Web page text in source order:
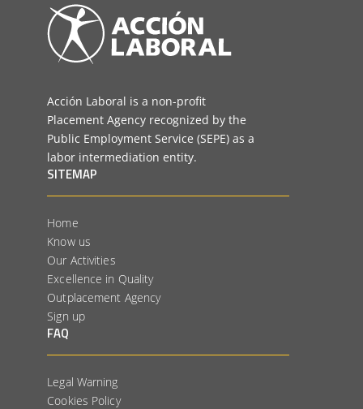
Acción Laboral is a non-profit
Placement Agency recognized by the
Public Employment Service (SEPE) as a
labor intermediation entity.
SITEMAP
Home
Know us
Our Activities
Excellence in Quality
Outplacement Agency
Sign up
FAQ
Legal Warning
Cookies Policy